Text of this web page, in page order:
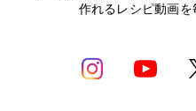
作れるレシピ動画を